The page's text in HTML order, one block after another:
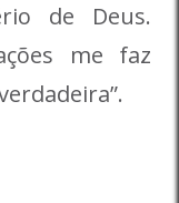
de Deus.
me faz